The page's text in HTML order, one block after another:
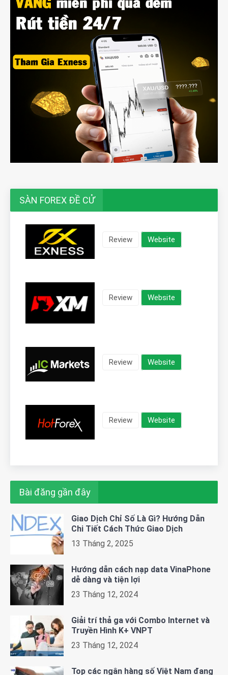
SÀN FOREX ĐỀ CỬ
Review Website
Review Website
Review Website
Review Website
Bài đăng gần đây
Giao Dịch Chỉ Số Là Gì? Hướng Dẫn
Chi Tiết Cách Thức Giao Dịch
13 Tháng 2, 2025
Hướng dẫn cách nạp data VinaPhone
dễ dàng và tiện lợi
23 Tháng 12, 2024
Giải trí thả ga với Combo Internet và
Truyền Hình K+ VNPT
23 Tháng 12, 2024
Top các ngân hàng số Việt Nam đang